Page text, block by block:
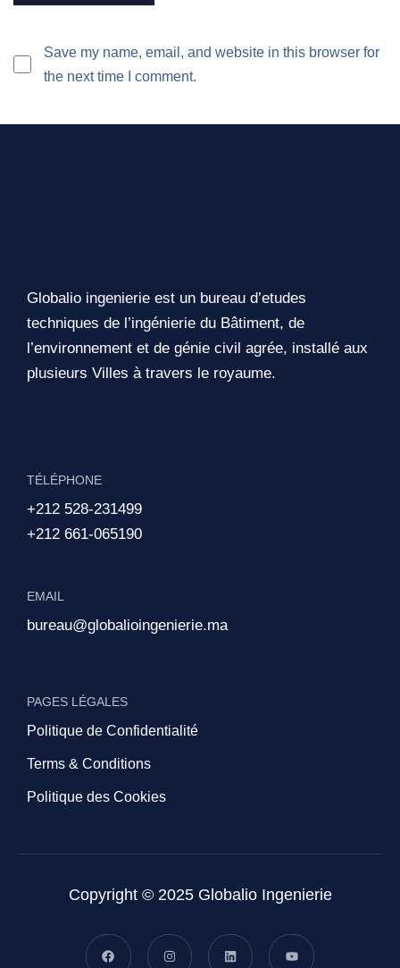
Save my name, email, and website in this browser for
the next time I comment.
Globalio ingenierie est un bureau d’etudes
techniques de l’ingénierie du Bâtiment, de
l’environnement et de génie civil agrée, installé aux
plusieurs Villes à travers le royaume.
TÉLÉPHONE
+212 528-231499
+212 661-065190
EMAIL
bureau@globalioingenierie.ma
PAGES LÉGALES
Politique de Confidentialité
Terms & Conditions
Politique des Cookies
Copyright © 2025 Globalio Ingenierie